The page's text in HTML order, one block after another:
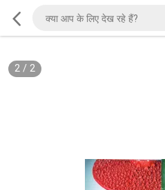
2/ 2